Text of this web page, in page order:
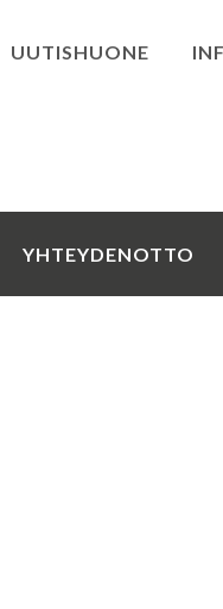
UUTISHUONE
YHTEYDENOTTO